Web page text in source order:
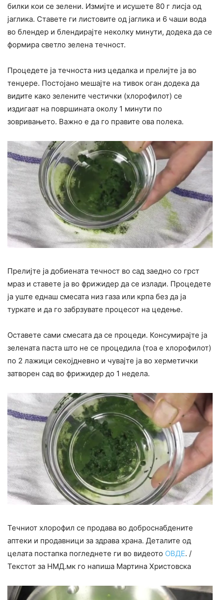
билки кои се зелени. Измијте и исушете 80 г лисја од
јаглика. Ставете ги листовите од јаглика и 6 чаши вода
во блендер и блендирајте неколку минути, додека да се
формира светло зелена течност.
Процедете ја течноста низ цедалка и прелијте ја во
тенџере. Постојано мешајте на тивок оган додека да
видите како зелените честички (хлорофилот) се
издигаат на површината околу 1 минути по
зовривањето. Важно е да го правите ова полека.
Прелијте ја добиената течност во сад заедно со грст
мраз и ставете ја во фрижидер да се излади. Процедете
ја уште еднаш смесата низ газа или крпа без да ја
туркате и да го забрзувате процесот на цедење.
Оставете сами смесата да се процеди. Консумирајте ја
зелената паста што не се процедила (тоа е хлорофилот)
по 2 лажици секојдневно и чувајте ја во херметички
затворен сад во фрижидер до 1 недела.
Течниот хлорофил се продава во доброснабдените
аптеки и продавници за здрава храна. Деталите од
целата постапка погледнете ги во видеото ОВДЕ. /
Текстот за НМД.мк го напиша Мартина Христовска